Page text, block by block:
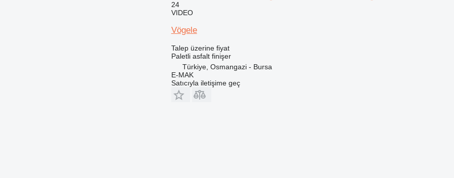
24
VIDEO
Vögele
Talep üzerine fiyat
Paletli asfalt finişer
Türkiye, Osmangazi - Bursa
E-MAK
Satıcıyla iletişime geç